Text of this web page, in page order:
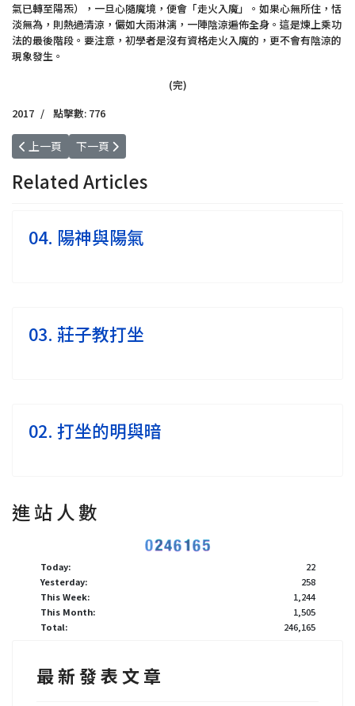
氣已轉至陽炁），一旦心隨魔境，便會「走火入魔」。如果心無所住，恬
淡無為，則熱過清涼，儼如大雨淋漓，一陣陰涼遍佈全身。這是煉上乘功
法的最後階段。要注意，初學者是沒有資格走火入魔的，更不會有陰涼的
現象發生。
(完)
2017
點擊數: 776
上一篇文章: 07. 套路不同搏擊
上一頁 下一篇文章: 05. 雜念太多好厭煩
下一頁
Related Articles
04. 陽神與陽氣
03. 莊子教打坐
02. 打坐的明與暗
進 站 人 數
Today:
22
Yesterday:
258
This Week:
1,244
This Month:
1,505
Total:
246,165
最 新 發 表 文 章